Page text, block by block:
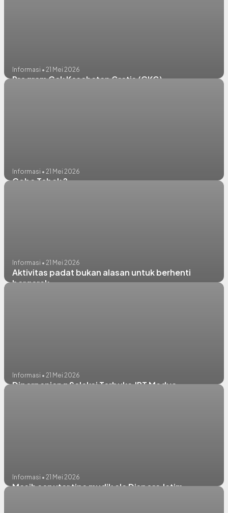
Informasi • 21 Mei 2026
Program Cek Kesehatan Gratis (CKG)
Informasi • 21 Mei 2026
Coba Tebak ?
Informasi • 21 Mei 2026
Aktivitas padat bukan alasan untuk berhenti
bergerak.
Informasi • 21 Mei 2026
Diperpanjang Seleksi Terbuka JPT Madya
Informasi • 21 Mei 2026
Masih seputar tips mudik ala Dispora Jatim